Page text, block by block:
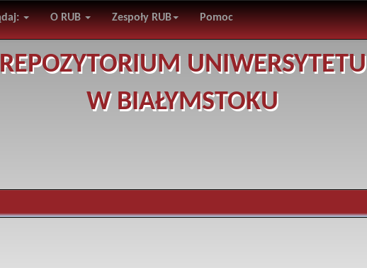
O RUB Zespoły RUB Pomoc
REPOZYTORIUM UNIWERSYTETU
W BIAŁYMSTOKU